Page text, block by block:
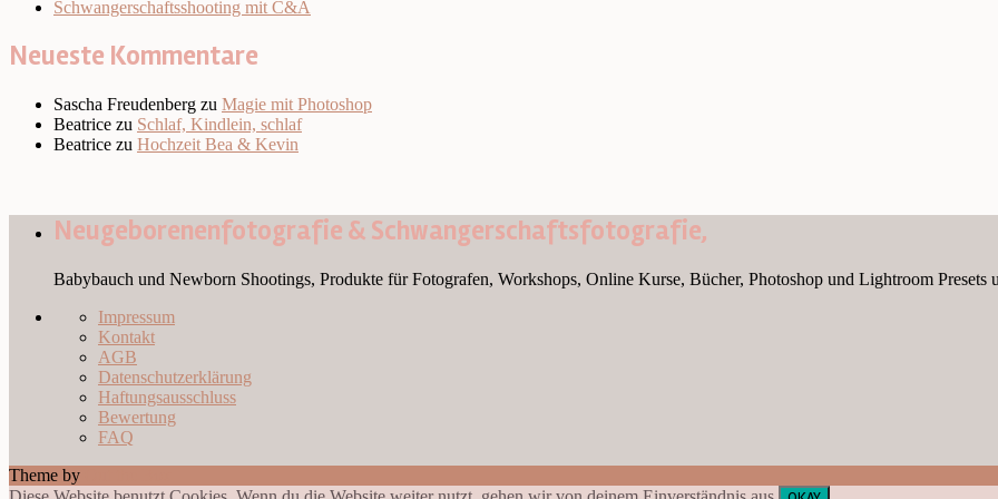
Schwangerschaftsshooting mit C&A
Neueste Kommentare
Sascha Freudenberg zu Magie mit Photoshop
Beatrice zu Schlaf, Kindlein, schlaf
Beatrice zu Hochzeit Bea & Kevin
Neugeborenenfotografie & Schwangerschaftsfotografie,
Babybauch und Newborn Shootings, Produkte für Fotografen, Workshops, Online Kurse, Bücher, Photoshop und Lightroom Presets
Impressum
Kontakt
AGB
Datenschutzerklärung
Haftungsausschluss
Bewertung
FAQ
Theme by